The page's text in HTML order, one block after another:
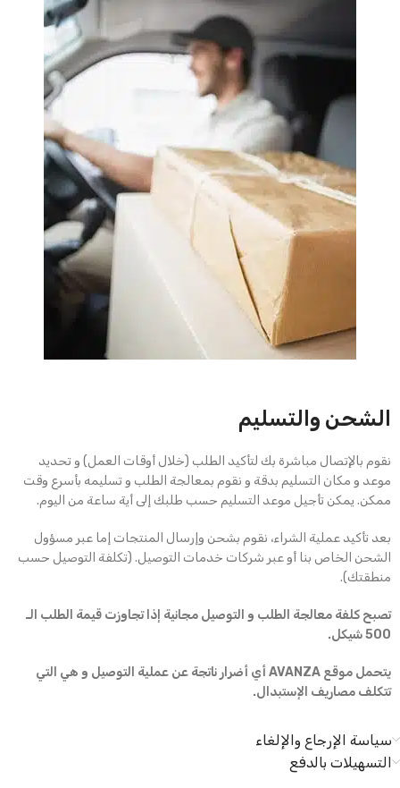
الشحن والتسليم
نقوم بالإتصال مباشرة بك لتأكيد الطلب (خلال أوقات العمل) و تحديد
موعد و مكان التسليم بدقة و نقوم بمعالجة الطلب و تسليمه بأسرع وقت
ممكن. يمكن تأجيل موعد التسليم حسب طلبك إلى أية ساعة من اليوم.
بعد تأكيد عملية الشراء، نقوم بشحن وإرسال المنتجات إما عبر مسؤول
الشحن الخاص بنا أو عبر شركات خدمات التوصيل. (تكلفة التوصيل حسب
منطقتك).
تصبح كلفة معالجة الطلب و التوصيل مجانية إذا تجاوزت قيمة الطلب الـ
500 شيكل.
يتحمل موقع AVANZA أي أضرار ناتجة عن عملية التوصيل و هي التي
تتكلف مصاريف الإستبدال.
سياسة الإرجاع والإلغاء
التسهيلات بالدفع